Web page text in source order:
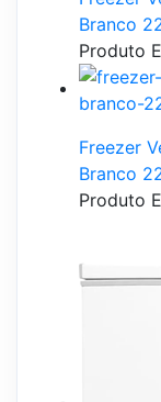
Branco
Produto
Freezer
Branco
Produto